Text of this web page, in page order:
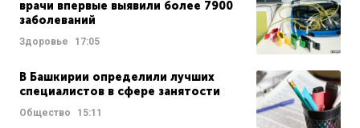
врачи впервые выявили более 7900
заболеваний
Здоровье 17:05
В Башкирии определили лучших
специалистов в сфере занятости
Общество 15:11